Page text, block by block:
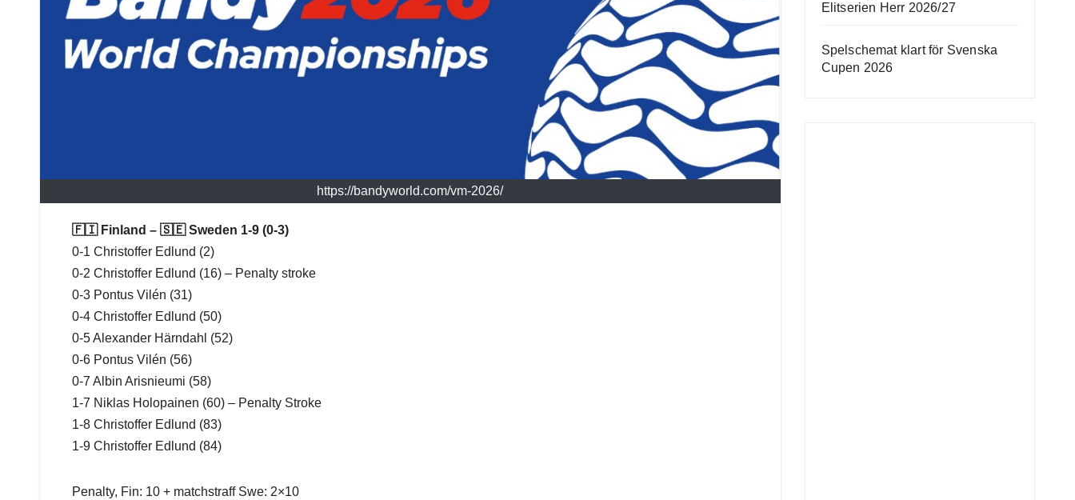
https://bandyworld.com/vm-2026/
🇫🇮 Finland – 🇸🇪 Sweden 1-9 (0-3)
0-1 Christoffer Edlund (2)
0-2 Christoffer Edlund (16) – Penalty stroke
0-3 Pontus Vilén (31)
0-4 Christoffer Edlund (50)
0-5 Alexander Härndahl (52)
0-6 Pontus Vilén (56)
0-7 Albin Arisnieumi (58)
1-7 Niklas Holopainen (60) – Penalty Stroke
1-8 Christoffer Edlund (83)
1-9 Christoffer Edlund (84)
Penalty, Fin: 10 + matchstraff Swe: 2×10
Elitserien Herr 2026/27
Spelschemat klart för Svenska
Cupen 2026